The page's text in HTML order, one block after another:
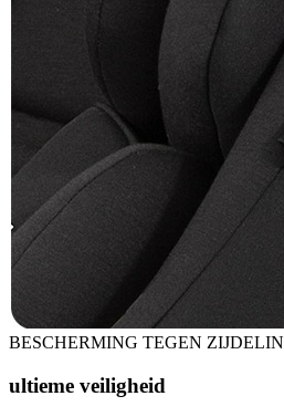
BESCHERMING TEGEN
ultieme veiligheid